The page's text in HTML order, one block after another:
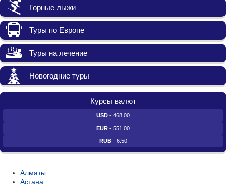
Горные лыжи
Туры по Европе
Туры на лечение
Новогодние туры
Курсы валют
USD - 468.00
EUR - 551.00
RUB- 6.50
Алматы
Астана